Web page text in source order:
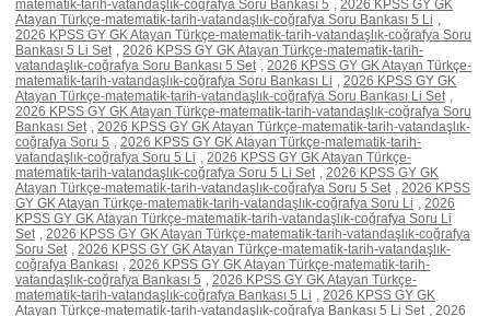
matematik-tarih-vatandaşlık-coğrafya Soru Bankası 5 , 2026 KPSS GY GK
Atayan Türkçe-matematik-tarih-vatandaşlık-coğrafya Soru Bankası 5 Li ,
2026 KPSS GY GK Atayan Türkçe-matematik-tarih-vatandaşlık-coğrafya Soru
Bankası 5 Li Set , 2026 KPSS GY GK Atayan Türkçe-matematik-tarih-
vatandaşlık-coğrafya Soru Bankası 5 Set , 2026 KPSS GY GK Atayan Türkçe-
matematik-tarih-vatandaşlık-coğrafya Soru Bankası Li , 2026 KPSS GY GK
Atayan Türkçe-matematik-tarih-vatandaşlık-coğrafya Soru Bankası Li Set ,
2026 KPSS GY GK Atayan Türkçe-matematik-tarih-vatandaşlık-coğrafya Soru
Bankası Set , 2026 KPSS GY GK Atayan Türkçe-matematik-tarih-vatandaşlık-
coğrafya Soru 5 , 2026 KPSS GY GK Atayan Türkçe-matematik-tarih-
vatandaşlık-coğrafya Soru 5 Li , 2026 KPSS GY GK Atayan Türkçe-
matematik-tarih-vatandaşlık-coğrafya Soru 5 Li Set , 2026 KPSS GY GK
Atayan Türkçe-matematik-tarih-vatandaşlık-coğrafya Soru 5 Set , 2026 KPSS
GY GK Atayan Türkçe-matematik-tarih-vatandaşlık-coğrafya Soru Li , 2026
KPSS GY GK Atayan Türkçe-matematik-tarih-vatandaşlık-coğrafya Soru Li
Set , 2026 KPSS GY GK Atayan Türkçe-matematik-tarih-vatandaşlık-coğrafya
Soru Set , 2026 KPSS GY GK Atayan Türkçe-matematik-tarih-vatandaşlık-
coğrafya Bankası , 2026 KPSS GY GK Atayan Türkçe-matematik-tarih-
vatandaşlık-coğrafya Bankası 5 , 2026 KPSS GY GK Atayan Türkçe-
matematik-tarih-vatandaşlık-coğrafya Bankası 5 Li , 2026 KPSS GY GK
Atayan Türkçe-matematik-tarih-vatandaşlık-coğrafya Bankası 5 Li Set , 2026